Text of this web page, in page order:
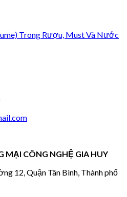
Trong Rượu, Must Và Nước
MẠI CÔNG NGHỆ GIA HUY
12, Quận Tân Bình, Thành phố